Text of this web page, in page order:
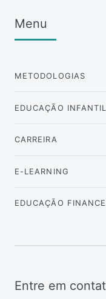
Menu
METODOLOGIAS
EDUCAÇÃO INFANTIL
CARREIRA
E-LEARNING
EDUCAÇÃO
Entre em